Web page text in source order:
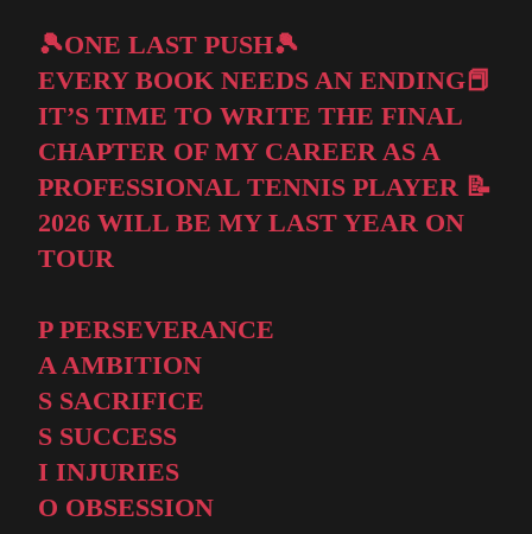
🎾ONE LAST PUSH🎾
EVERY BOOK NEEDS AN ENDING📕
IT’S TIME TO WRITE THE FINAL
CHAPTER OF MY CAREER AS A
PROFESSIONAL TENNIS PLAYER 📝
2026 WILL BE MY LAST YEAR ON
TOUR
P PERSEVERANCE
A AMBITION
S SACRIFICE
S SUCCESS
I INJURIES
O OBSESSION